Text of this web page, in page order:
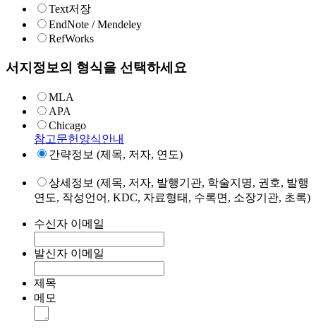
Text저장
EndNote / Mendeley
RefWorks
서지정보의 형식을 선택하세요
MLA
APA
Chicago
참고문헌양식안내
간략정보 (제목, 저자, 연도)
상세정보 (제목, 저자, 발행기관, 학술지명, 권호, 발행
연도, 작성언어, KDC, 자료형태, 수록면, 소장기관, 초록)
수신자 이메일
발신자 이메일
제목
메모